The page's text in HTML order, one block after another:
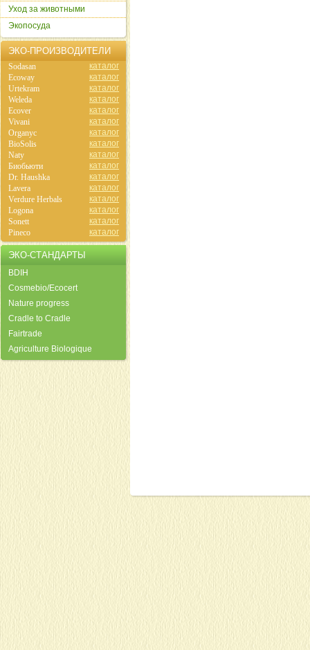
Уход за животными
Экопосуда
ЭКО-ПРОИЗВОДИТЕЛИ
Sodasan
каталог
Ecoway
каталог
Urtekram
каталог
Weleda
каталог
Ecover
каталог
Vivani
каталог
Organyc
каталог
BioSolis
каталог
Naty
каталог
Биобьюти
каталог
Dr. Haushka
каталог
Lavera
каталог
Verdure Herbals
каталог
Logona
каталог
Sonett
каталог
Pineco
каталог
ЭКО-СТАНДАРТЫ
BDIH
Cosmebio/Ecocert
Nature progress
Cradle to Cradle
Fairtrade
Agriculture Biologique